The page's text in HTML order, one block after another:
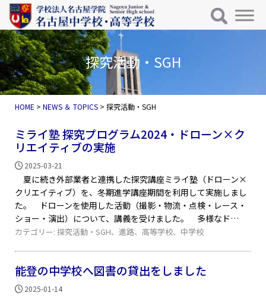
コンテンツへスキップ
メインナビゲーション
探究活動・SGH
HOME >NEWS ＆ TOPICS >探究活動・SGH
ミライ塾 探究プログラム2024・ドローン×ク
リエイティブの実施
2025-03-21
夏に続き外部業者と連携した探究講座ミライ塾（ドローン×
クリエイティブ）を、冬期進学講座期間を利用して実施しまし
た。 ドローンを使用した活動（撮影・物流・点検・レース・
ショー・演出）について、講義を受けました。 多様なド
カテゴリー:探究活動・SGH、進路、 高等学校、 中学校
能登の中学校へ図書の貸出をしました
2025-01-14